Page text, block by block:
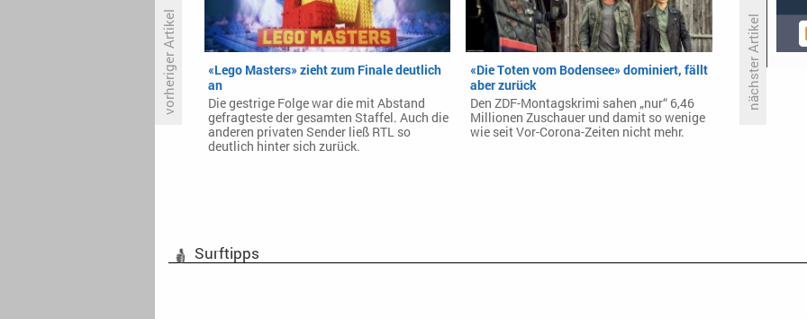
vorheriger Artikel
Mikael Marcimain dreht «An
Honest Life»
nächster Artikel
«Aus dem Dunkel» bringt Licht
ins Erste
«Lego Masters» zieht zum Finale deutlich
an
Die gestrige Folge war die mit Abstand
gefragteste der gesamten Staffel. Auch die
anderen privaten Sender ließ RTL so
deutlich hinter sich zurück.
«Die Toten vom Bodensee» dominiert, fällt
aber zurück
Den ZDF-Montagskrimi sahen „nur“ 6,46
Millionen Zuschauer und damit so wenige
wie seit Vor-Corona-Zeiten nicht mehr.
Surftipps